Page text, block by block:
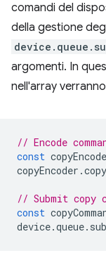
comandi del
della gestione
argomenti. In
nell'array
// Encode
const
copyEncoder .
// Submit copy
const
device.queue.